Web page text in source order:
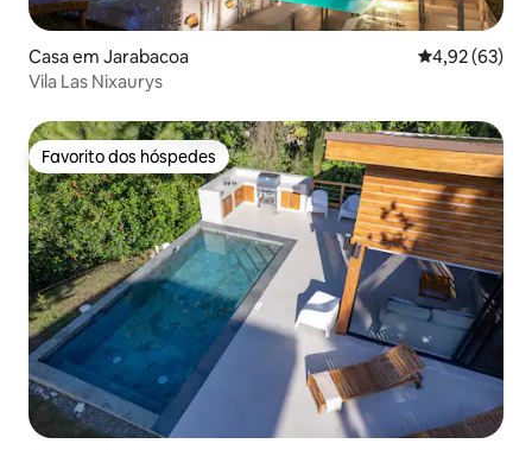
Casa em Jarabacoa Classificação
4,92 (63)
Vila Las Nixaurys
Favorito dos hóspedes
Favorito dos hóspedes